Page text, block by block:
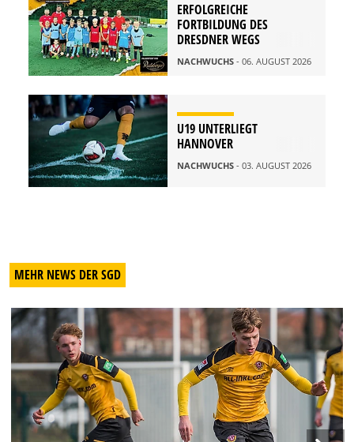
ERFOLGREICHE
FORTBILDUNG DES
DRESDNER WEGS
NACHWUCHS - 06. AUGUST 2026
U19 UNTERLIEGT
HANNOVER
NACHWUCHS - 03. AUGUST 2026
MEHR NEWS DER SGD